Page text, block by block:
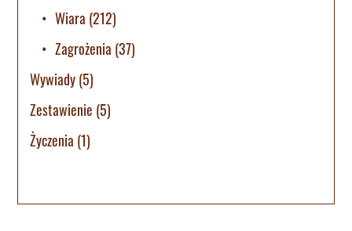
Wiara (212)
Zagrożenia (37)
Wywiady(5)
Zestawienie (5)
Życzenia (1)